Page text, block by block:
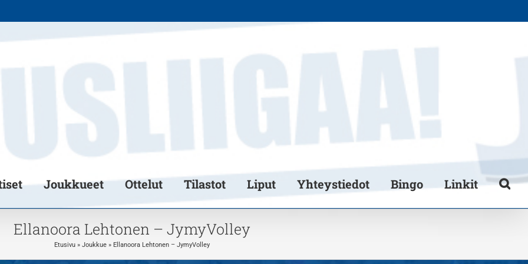
Joukkueet Ottelut Tilastot Liput Yhteystiedot Bingo Linkit
Ellanoora Lehtonen – JymyVolley
Etusivu » Joukkue » Ellanoora Lehtonen – JymyVolley